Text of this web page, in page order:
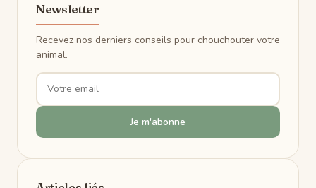
Newsletter
Recevez nos derniers conseils pour chouchouter votre
animal.
Je m'abonne